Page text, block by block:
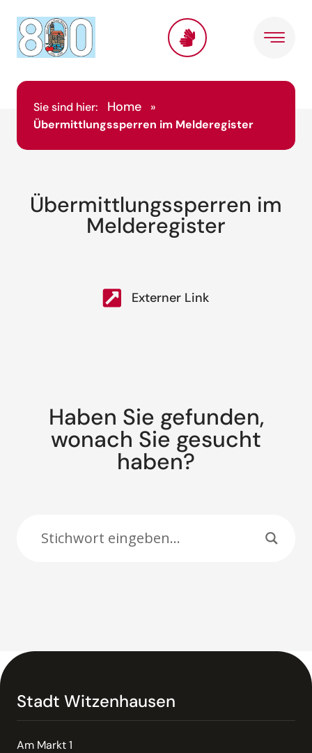
Sie sind hier: Home
»
Übermittlungssperren im Melderegister
Übermittlungssperren im
Melderegister
Externer Link
Haben Sie gefunden,
wonach Sie gesucht
haben?
Stadt Witzenhausen
Am Markt 1